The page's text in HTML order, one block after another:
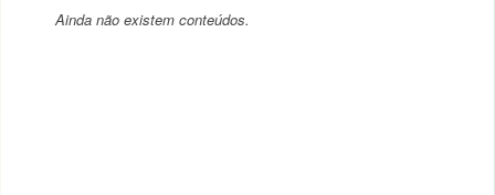
Ainda não existem conteúdos.